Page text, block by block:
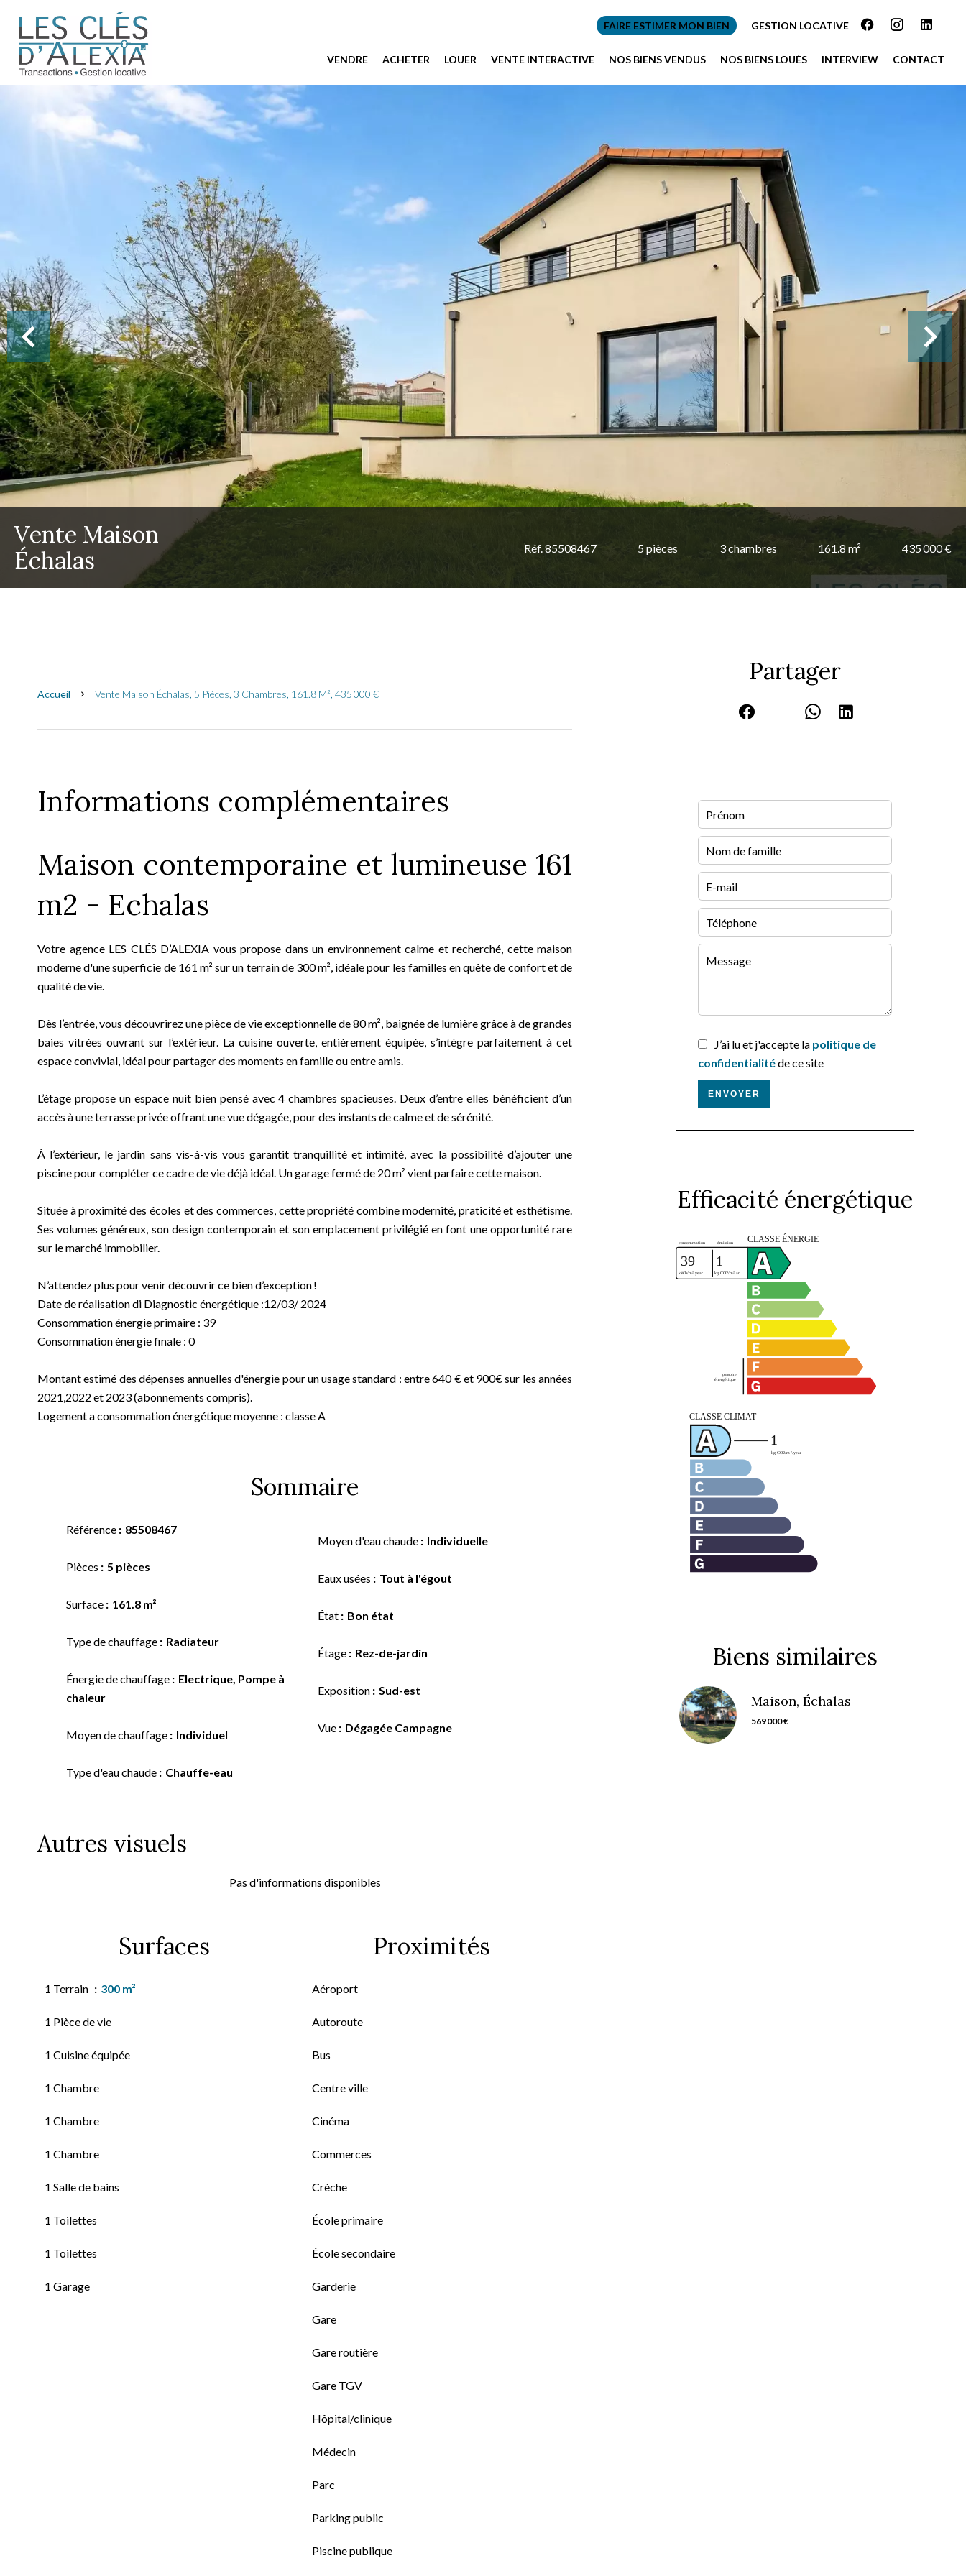
FAIRE ESTIMER MON BIEN GESTION LOCATIVE
VENDRE ACHETER LOUER VENTE INTERACTIVE NOS BIENS VENDUS NOS BIENS LOUÉS INTERVIEW CONTACT
Vente Maison
Échalas
Réf. 85508467 5 pièces 3 chambres 161.8 m² 435 000 €
Accueil Vente Maison Échalas, 5 Pièces, 3 Chambres, 161.8 M², 435 000 €
Informations complémentaires
Maison contemporaine et lumineuse 161
m2 - Echalas
Votre agence LES CLÉS D’ALEXIA vous propose dans un environnement calme et recherché, cette maison
moderne d'une superficie de 161 m² sur un terrain de 300 m², idéale pour les familles en quête de confort et de
qualité de vie.
Dès l’entrée, vous découvrirez une pièce de vie exceptionnelle de 80 m², baignée de lumière grâce à de grandes
baies vitrées ouvrant sur l’extérieur. La cuisine ouverte, entièrement équipée, s’intègre parfaitement à cet
espace convivial, idéal pour partager des moments en famille ou entre amis.
L’étage propose un espace nuit bien pensé avec 4 chambres spacieuses. Deux d’entre elles bénéficient d’un
accès à une terrasse privée offrant une vue dégagée, pour des instants de calme et de sérénité.
À l’extérieur, le jardin sans vis-à-vis vous garantit tranquillité et intimité, avec la possibilité d’ajouter une
piscine pour compléter ce cadre de vie déjà idéal. Un garage fermé de 20 m² vient parfaire cette maison.
Située à proximité des écoles et des commerces, cette propriété combine modernité, praticité et esthétisme.
Ses volumes généreux, son design contemporain et son emplacement privilégié en font une opportunité rare
sur le marché immobilier.
N’attendez plus pour venir découvrir ce bien d’exception !
Date de réalisation di Diagnostic énergétique :12/03/ 2024
Consommation énergie primaire : 39
Consommation énergie finale : 0
Montant estimé des dépenses annuelles d'énergie pour un usage standard : entre 640 € et 900€ sur les années
2021,2022 et 2023 (abonnements compris).
Logement a consommation énergétique moyenne : classe A
Sommaire
Référence 85508467
Pièces 5 pièces
Surface 161.8 m²
Type de chauffage Radiateur
Énergie de chauffage
Electrique, Pompe à
chaleur
Moyen de chauffage Individuel
Type d'eau chaude Chauffe-eau
Moyen d'eau chaude Individuelle
Eaux usées Tout à l'égout
État Bon état
Étage Rez-de-jardin
Exposition Sud-est
Vue Dégagée Campagne
Autres visuels
Pas d'informations disponibles
Surfaces
1 Terrain 300 m²
1 Pièce de vie
1 Cuisine équipée
1 Chambre
1 Chambre
1 Chambre
1 Salle de bains
1 Toilettes
1 Toilettes
1 Garage
Proximités
Aéroport
Autoroute
Bus
Centre ville
Cinéma
Commerces
Crèche
École primaire
École secondaire
Garderie
Gare
Gare routière
Gare TGV
Hôpital/clinique
Médecin
Parc
Parking public
Piscine publique
Partager
J’ai lu et j'accepte la politique de
confidentialitéde ce site
ENVOYER
Efficacité énergétique
Biens similaires
Maison, Échalas
569 000 €